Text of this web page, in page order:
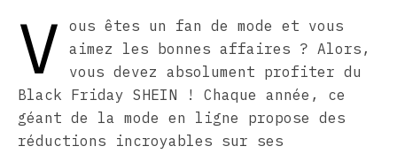
V
ous êtes un fan de mode et vous
aimez les bonnes affaires ? Alors,
vous devez absolument profiter du
Black Friday SHEIN ! Chaque année, ce
géant de la mode en ligne propose des
réductions incroyables sur ses